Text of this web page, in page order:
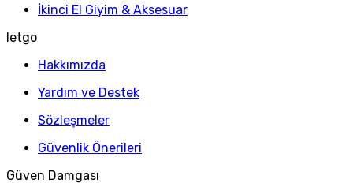
İkinci El Giyim & Aksesuar
letgo
Hakkımızda
Yardım ve Destek
Sözleşmeler
Güvenlik Önerileri
Güven Damgası